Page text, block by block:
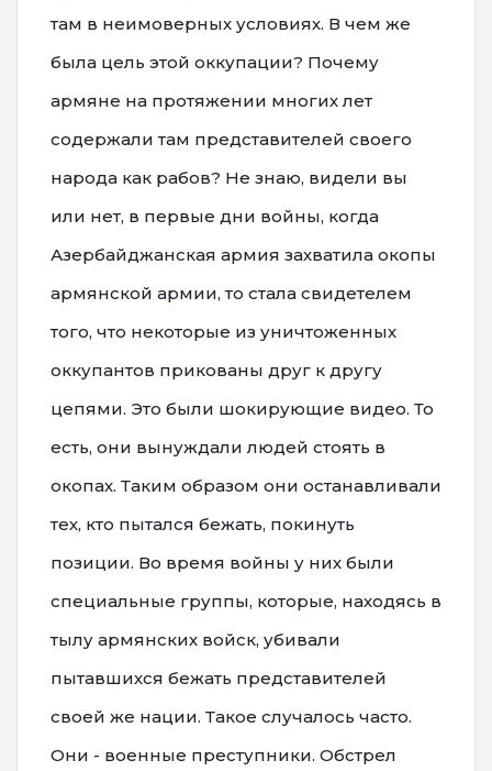
там в неимоверных условиях. В чем же
была цель этой оккупации? Почему
армяне на протяжении многих лет
содержали там представителей своего
народа как рабов? Не знаю, видели вы
или нет, в первые дни войны, когда
Азербайджанская армия захватила окопы
армянской армии, то стала свидетелем
того, что некоторые из уничтоженных
оккупантов прикованы друг к другу
цепями. Это были шокирующие видео. То
есть, они вынуждали людей стоять в
окопах. Таким образом они останавливали
тех, кто пытался бежать, покинуть
позиции. Во время войны у них были
специальные группы, которые, находясь в
тылу армянских войск, убивали
пытавшихся бежать представителей
своей же нации. Такое случалось часто.
Они - военные преступники. Обстрел